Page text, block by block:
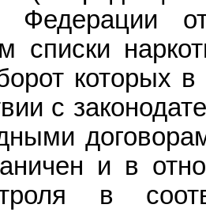
списки
которых
с
и в
в